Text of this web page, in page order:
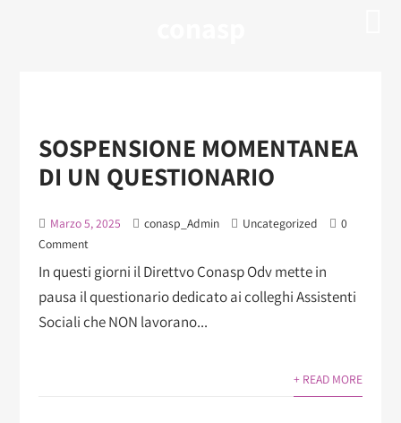
SOSPENSIONE MOMENTANEA
DI UN QUESTIONARIO
Marzo 5, 2025 conasp_Admin Uncategorized
0
Comment
In questi giorni il Direttvo Conasp Odv mette in
pausa il questionario dedicato ai colleghi Assistenti
Sociali che NON lavorano...
+ READ MORE